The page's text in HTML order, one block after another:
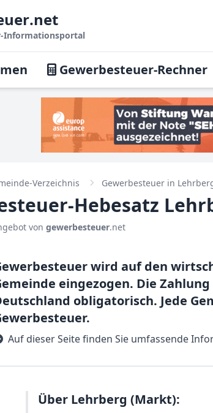
.net
Informationsportal
Gewerbesteuer-Rechner
Verzeichnis Gewerbesteuer in
Hebesatz
von gewerbesteuer.net
wird auf den
eingezogen. Die
obligatorisch. Jede
Auf dieser Seite finden Sie umfassende
Über Lehrberg (Markt):